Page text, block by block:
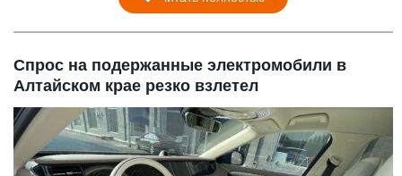
Спрос на подержанные электромобили в
Алтайском крае резко взлетел